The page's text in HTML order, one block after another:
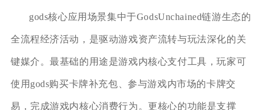
gods核心应用场景集中于GodsUnchained链游生态的
全流程经济活动，是驱动游戏资产流转与玩法深化的关
键媒介。最基础的用途是游戏内核心支付工具，玩家可
使用gods购买卡牌补充包、参与游戏内市场的卡牌交
易，完成游戏内核心消费行为。更核心的功能是支撑